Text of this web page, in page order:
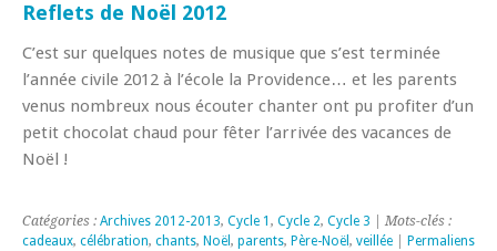
Reflets de Noël 2012
C’est sur quelques notes de musique que s’est terminée
l’année civile 2012 à l’école la Providence… et les parents
venus nombreux nous écouter chanter ont pu profiter d’un
petit chocolat chaud pour fêter l’arrivée des vacances de
Noël !
Catégories : Archives 2012-2013, Cycle 1 , Cycle 2, Cycle 3 | Mots-clés :
cadeaux, célébration, chants, Noël , parents, Père-Noël , veillée Permaliens